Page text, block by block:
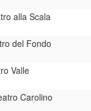
alla Scala
del Fondo
Valle
Carolino